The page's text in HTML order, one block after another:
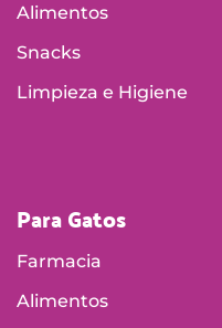
Alimentos
Snacks
Limpieza e Higiene
Para Gatos
Farmacia
Alimentos